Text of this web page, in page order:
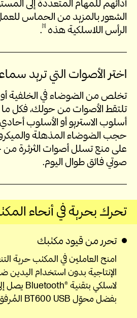
أدائهم للمهام المتعددة إلى
الشعور بالمزيد من الحماس
الرأس اللاسلكيةهذه 1
.
اختر الأصوات التي تريد
تخلص من الضوضاء في الخلفية
تلتقط الأصوات من حولك، فكل ما
أسلوب الاستريو أو الأسلوب
حجب الضوضاء المذهلة
على منع تسلل أصوات الثرثرة
صوتي فائق طوال اليوم.
تحرك بحرية في أنحاء
تحرر من قيود مكتبك
امنح العاملين في المكتب حرية
الإنتاجية بدون استخدام
بفضل محوِّل BT600 USB المُرفق.